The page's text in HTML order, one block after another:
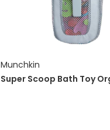
Munchkin
Super Scoop Bath Toy